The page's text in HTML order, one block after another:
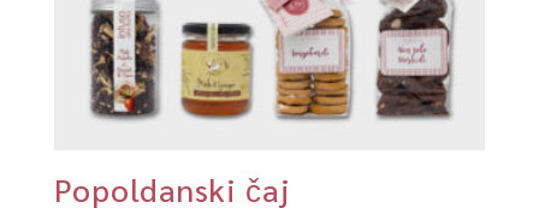
Popoldanski čaj